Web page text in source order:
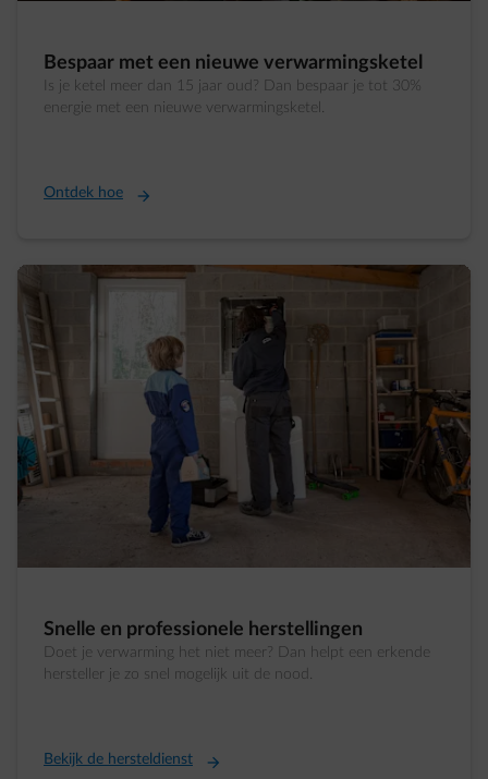
Bespaar met een nieuwe verwarmingsketel
Is je ketel meer dan 15 jaar oud? Dan bespaar je tot 30%
energie met een nieuwe verwarmingsketel.
Ontdek hoe
Snelle en professionele herstellingen
Doet je verwarming het niet meer? Dan helpt een erkende
hersteller je zo snel mogelijk uit de nood.
Bekijk de hersteldienst